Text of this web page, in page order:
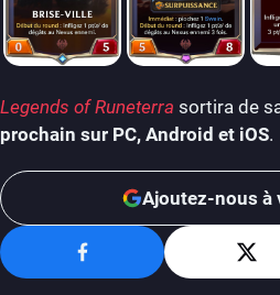
Legends of Runeterra sortira de
prochain sur PC, Android et iOS.
Ajoutez-nous à